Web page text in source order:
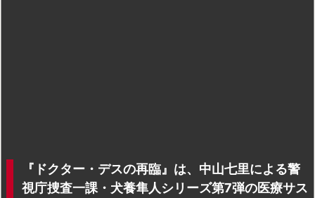
『ドクター・デスの再臨』は、中山七里による警
視庁捜査一課・犬養隼人シリーズ第7弾の医療サス